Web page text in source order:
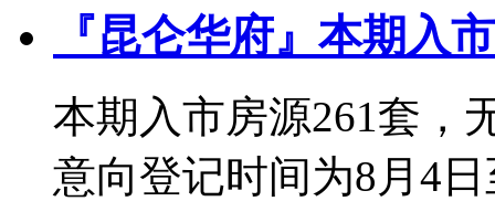
『昆仑华府』本期入
本期入市房源261套，
意向登记时间为8月4